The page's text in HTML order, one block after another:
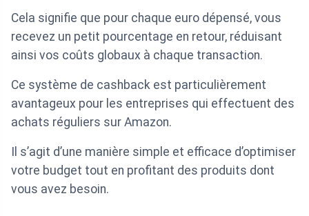
Cela signifie que pour chaque euro dépensé, vous
recevez un petit pourcentage en retour, réduisant
ainsi vos coûts globaux à chaque transaction.
Ce système de cashback est particulièrement
avantageux pour les entreprises qui effectuent des
achats réguliers sur Amazon.
Il s’agit d’une manière simple et efficace d’optimiser
votre budget tout en profitant des produits dont
vous avez besoin.